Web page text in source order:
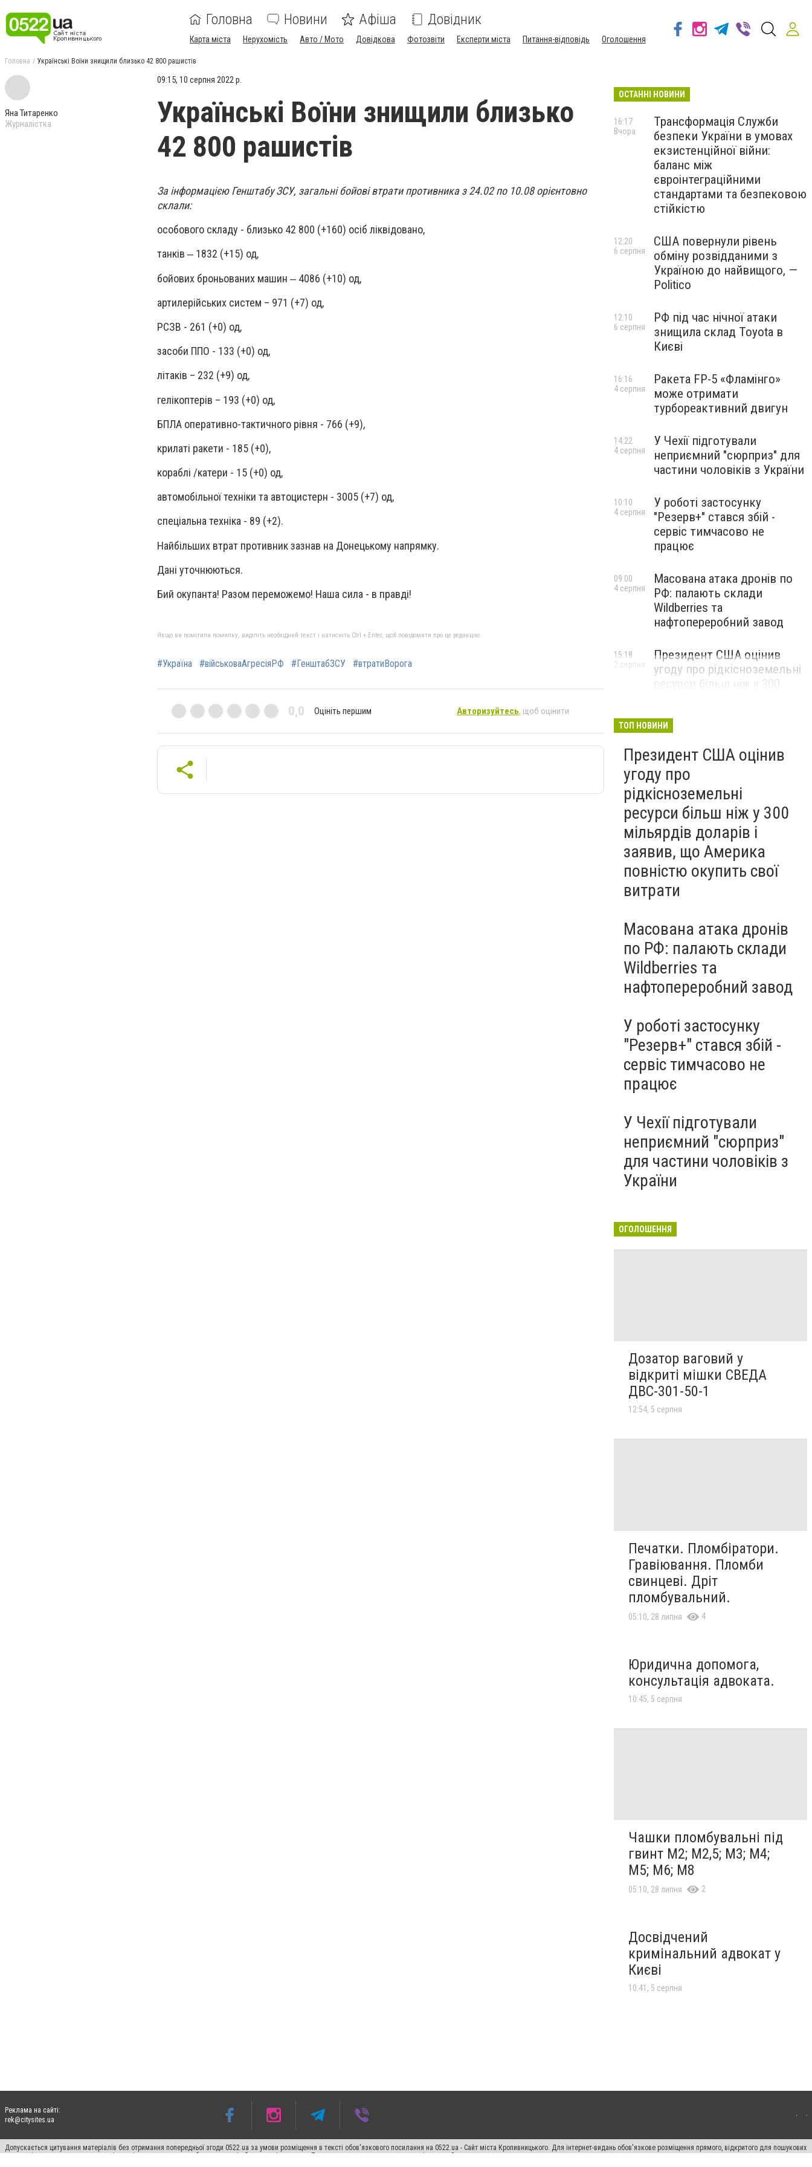
Головна Новини Афіша Довідник
Карта міста Нерухомість Авто / Мото Довідкова Фотозвіти Експерти міста Питання-відповідь Оголошення
Головна Українські Воїни знищили близько 42 800 рашистів
Яна Титаренко
Журналістка
09:15, 10 серпня 2022 р.
Українські Воїни знищили близько
42 800 рашистів
За інформацією Генштабу ЗСУ, загальні бойові втрати противника з 24.02 по 10.08 орієнтовно
склали:
особового складу - близько 42 800 (+160) осіб ліквідовано,
танків ‒ 1832 (+15) од,
бойових броньованих машин ‒ 4086 (+10) од,
артилерійських систем – 971 (+7) од,
РСЗВ - 261 (+0) од,
засоби ППО - 133 (+0) од,
літаків – 232 (+9) од,
гелікоптерів – 193 (+0) од,
БПЛА оперативно-тактичного рівня - 766 (+9),
крилаті ракети - 185 (+0),
кораблі /катери - 15 (+0) од,
автомобільної техніки та автоцистерн - 3005 (+7) од,
спеціальна техніка - 89 (+2).
Найбільших втрат противник зазнав на Донецькому напрямку.
Дані уточнюються.
Бий окупанта! Разом переможемо! Наша сила - в правді!
Якщо ви помітили помилку, виділіть необхідний текст і натисніть Ctrl + Enter, щоб повідомити про це редакцію
#Україна #військоваАгресіяРФ #ГенштабЗСУ #втратиВорога
0,0 Оцініть першим Авторизуйтесь, щоб оцінити
ОСТАННІ НОВИНИ
Трансформація Служби
безпеки України в умовах
екзистенційної війни:
баланс між
євроінтеграційними
стандартами та безпековою
стійкістю
16:17
Вчора
США повернули рівень
обміну розвідданими з
Україною до найвищого, —
Politico
12:20
6 серпня
РФ під час нічної атаки
знищила склад Toyota в
Києві
12:10
6 серпня
Ракета FP-5 «Фламінго»
може отримати
турбореактивний двигун
16:16
4 серпня
У Чехії підготували
неприємний "сюрприз" для
частини чоловіків з України
14:22
4 серпня
У роботі застосунку
"Резерв+" стався збій -
сервіс тимчасово не
працює
10:10
4 серпня
Масована атака дронів по
РФ: палають склади
Wildberries та
нафтопереробний завод
09:00
4 серпня
Президент США оцінив
угоду про рідкісноземельні
ресурси більш ніж у 300
окупить свої витрати
15:18
2 серпня
ТОП НОВИНИ
Президент США оцінив
угоду про
рідкісноземельні
ресурси більш ніж у 300
мільярдів доларів і
заявив, що Америка
повністю окупить свої
витрати
Масована атака дронів
по РФ: палають склади
Wildberries та
нафтопереробний завод
У роботі застосунку
"Резерв+" стався збій -
сервіс тимчасово не
працює
У Чехії підготували
неприємний "сюрприз"
для частини чоловіків з
України
ОГОЛОШЕННЯ
Дозатор ваговий у
відкриті мішки СВЕДА
ДВС-301-50-1
12:54, 5 серпня
Печатки. Пломбіратори.
Гравіювання. Пломби
свинцеві. Дріт
пломбувальний.
05:10, 28 липня 4
Юридична допомога,
консультація адвоката.
10:45, 5 серпня
Чашки пломбувальні під
гвинт М2; М2,5; М3; М4;
М5; М6; М8
05:10, 28 липня 2
Досвідчений
кримінальний адвокат у
Києві
10:41, 5 серпня
Реклама на сайті:
rek@citysites.ua
Допускається цитування матеріалів без отримання попередньої згоди 0522.ua за умови розміщення в тексті обов'язкового посилання на 0522.ua - Сайт міста Кропивницького. Для інтернет-видань обов'язкове розміщення прямого, відкритого для пошукових
систем гіперпосилання на цитовані статті не нижче другого абзацу в тексті або в якості джерела. Порушення виняткових прав переслідується Законом.